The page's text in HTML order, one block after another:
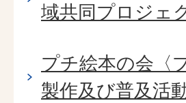
域共同プロジェ
プチ絵本の会〈
製作及び普及活動